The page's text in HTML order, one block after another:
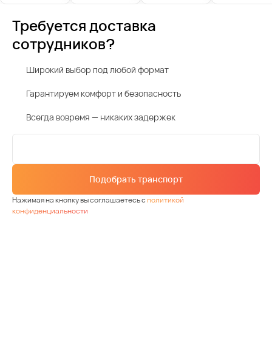
Требуется доставка
сотрудников?
Широкий выбор под любой формат
Гарантируем комфорт и безопасность
Всегда вовремя — никаких задержек
Подобрать транспорт
Нажимая на кнопку вы соглашаетесь сполитикой
конфиденциальности